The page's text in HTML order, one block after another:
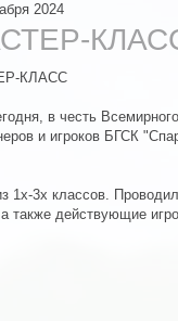
2024
КЛАСС
в честь
и игроков БГСК
1х-3х классов.
также действующие